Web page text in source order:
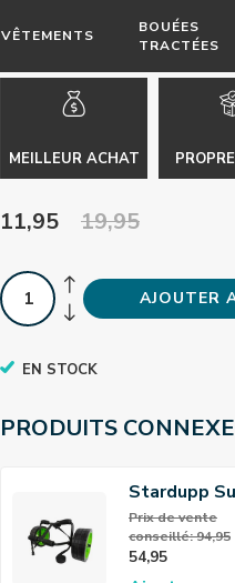
VÊTEMENTS
BOUÉES
TRACTÉES
MEILLEUR ACHAT
11,95 19,95
AJOUTER
EN STOCK
PRODUITS
Stardupp
Trolley
Prix ​​de vente
conseillé: 94,95
54,95